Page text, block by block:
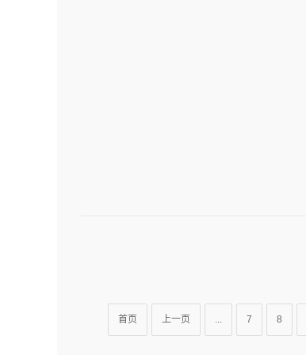
首页 上一页 7 8